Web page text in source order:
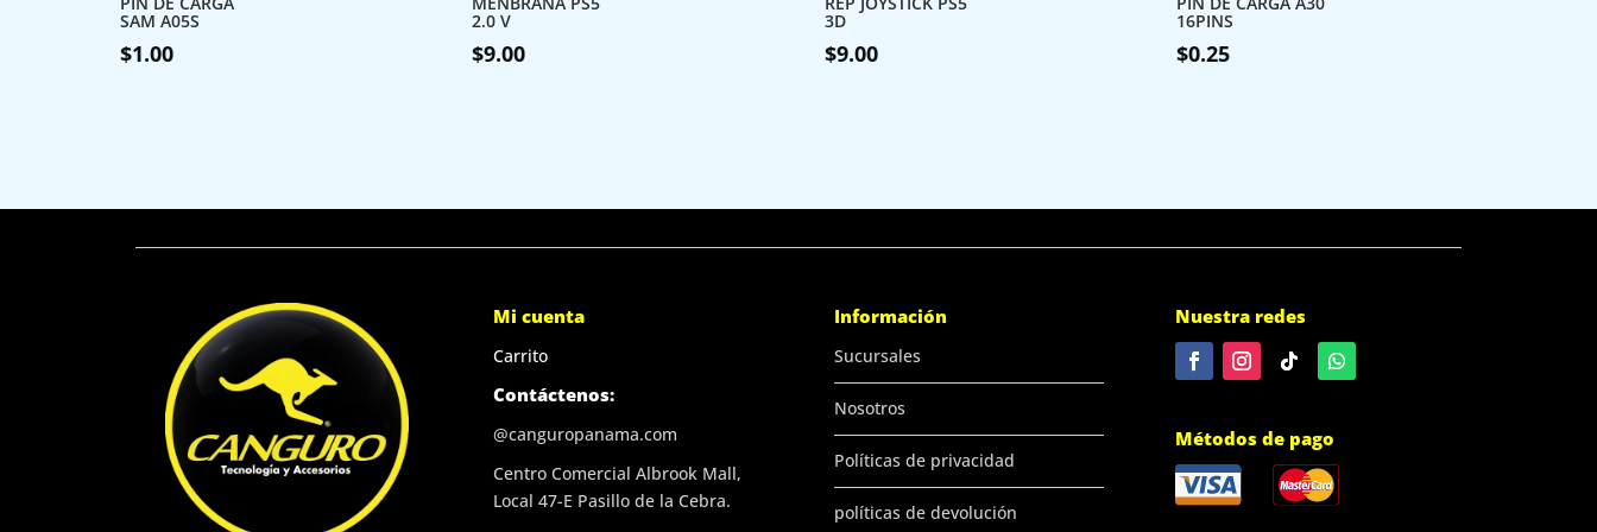
SAM A05S
$1.00
2.0 V
$9.00
3D
$9.00
16PINS
$0.25
Mi cuenta
Carrito
Contáctenos:
@canguropanama.com
Centro Comercial Albrook Mall,
Local 47-E Pasillo de la Cebra.
Información
Sucursales
Nosotros
Políticas de privacidad
políticas de devolución
Nuestra redes
Métodos de pago